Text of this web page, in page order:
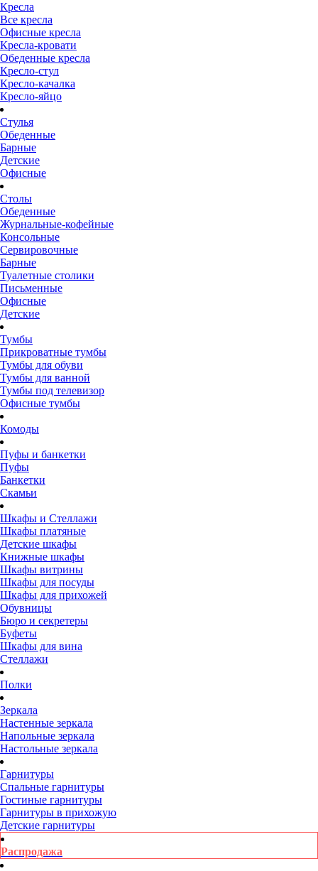
Кресла
Все кресла
Офисные кресла
Кресла-кровати
Обеденные кресла
Кресло-стул
Кресло-качалка
Кресло-яйцо
Стулья
Обеденные
Барные
Детские
Офисные
Столы
Обеденные
Журнальные-кофейные
Консольные
Сервировочные
Барные
Туалетные столики
Письменные
Офисные
Детские
Тумбы
Прикроватные тумбы
Тумбы для обуви
Тумбы для ванной
Тумбы под телевизор
Офисные тумбы
Комоды
Пуфы и банкетки
Пуфы
Банкетки
Скамьи
Шкафы и Стеллажи
Шкафы платяные
Детские шкафы
Книжные шкафы
Шкафы витрины
Шкафы для посуды
Шкафы для прихожей
Обувницы
Бюро и секретеры
Буфеты
Шкафы для вина
Стеллажи
Полки
Зеркала
Настенные зеркала
Напольные зеркала
Настольные зеркала
Гарнитуры
Спальные гарнитуры
Гостиные гарнитуры
Гарнитуры в прихожую
Детские гарнитуры
Распродажа